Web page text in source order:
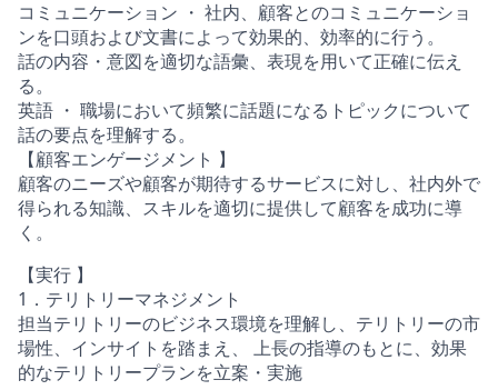
コミュニケーション ・ 社内、顧客とのコミュニケーショ
ンを口頭および文書によって効果的、効率的に行う。
話の内容・意図を適切な語彙、表現を用いて正確に伝え
る。
英語 ・ 職場において頻繁に話題になるトピックについて
話の要点を理解する。
【顧客エンゲージメント 】
顧客のニーズや顧客が期待するサービスに対し、社内外で
得られる知識、スキルを適切に提供して顧客を成功に導
く。
【実行 】
1．テリトリーマネジメント
担当テリトリーのビジネス環境を理解し、テリトリーの市
場性、インサイトを踏まえ、 上長の指導のもとに、効果
的なテリトリープランを立案・実施